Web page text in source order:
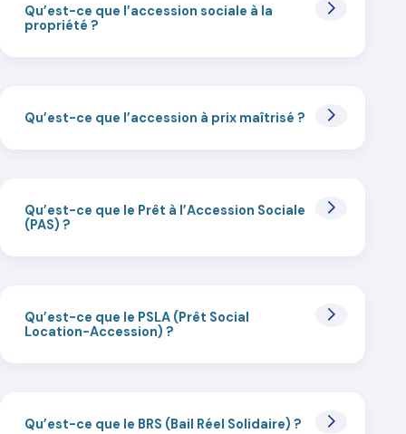
Qu’est-ce que l’accession sociale à la
propriété ?
Qu’est-ce que l’accession à prix maîtrisé ?
Qu’est-ce que le Prêt à l’Accession Sociale
(PAS) ?
Qu’est-ce que le PSLA (Prêt Social
Location-Accession) ?
Qu’est-ce que le BRS (Bail Réel Solidaire) ?